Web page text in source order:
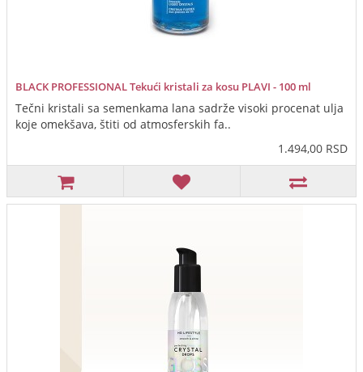
BLACK PROFESSIONAL Tekući kristali za kosu PLAVI - 100 ml
Tečni kristali sa semenkama lana sadrže visoki procenat ulja
koje omekšava, štiti od atmosferskih fa..
1.494,00 RSD